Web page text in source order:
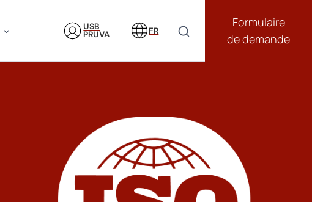
USB
PRUVA
FR
Formulaire
de demande